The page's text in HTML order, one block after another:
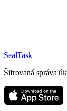
SealTask
Šifrovaná správa